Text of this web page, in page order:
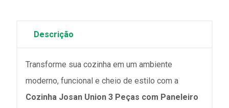
Descrição
Transforme sua cozinha em um ambiente
moderno, funcional e cheio de estilo com a
Cozinha Josan Union 3 Peças com Paneleiro